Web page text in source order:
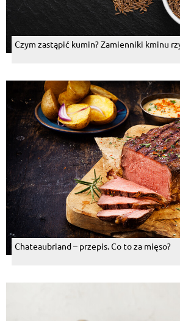
Czym zastąpić kumin? Zamienniki kminu
Chateaubriand – przepis. Co to za mięso?